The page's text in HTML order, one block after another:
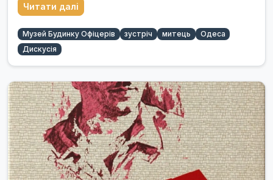
Читати далі
Музей Будинку Офіцерів зустріч митець
Одеса
Дискусія